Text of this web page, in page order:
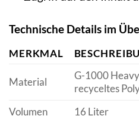
Technische Details im
MERKMAL
Material
G-1000
recyceltes
Volumen
16 Liter